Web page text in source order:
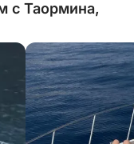
с Таормина,